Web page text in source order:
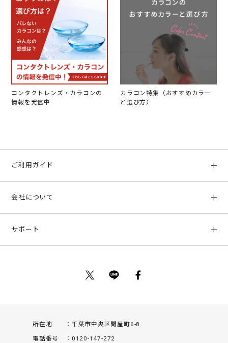
コンタクトレンズ・カラコンの
情報を発信中
カラコン特集（おすすめカラー
と選び方）
ご利用ガイド
お支払い方法、配送について
返品について
会社について
サポート
所在地
千葉市中央区問屋町6-8
電話番号
0120-147-272